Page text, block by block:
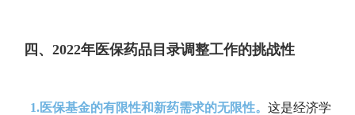
四、2022年医保药品目录调整工作的挑战性
1.医保基金的有限性和新药需求的无限性。 这是经济学